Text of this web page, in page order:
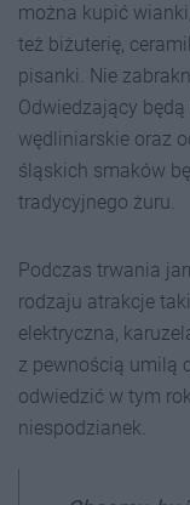
można kupić
też biżuterię,
pisanki. Nie
Odwiedzający
wędliniarskie oraz
śląskich smaków
tradycyjnego żuru.
Podczas trwania
rodzaju atrakcje
elektryczna,
z pewnością umilą
odwiedzić w tym
niespodzianek.